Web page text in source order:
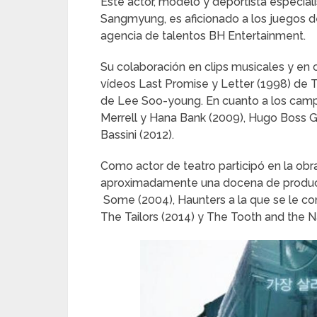
Sangmyung, es aficionado a los juegos
agencia de talentos BH Entertainment.
Su colaboración en clips musicales y en
vídeos Last Promise y Letter (1998) de
de Lee Soo-young. En cuanto a los
Merrell y Hana Bank (2009), Hugo Boss
Bassini (2012).
Como actor de teatro participó en la
aproximadamente una docena de
Some (2004), Haunters a la que se le
The Tailors (2014) y The Tooth and the